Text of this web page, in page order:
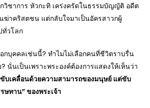
วิชาการ หัวกะทิ เคร่งครัดในธรรมบัญญัติ อดีต
ฆ่าคริสตชน แต่กลับใจมาเป็นอัครสาวกผู้
ทั่วโลก
อกบุคคลเช่นนี้? ทำไมไม่เลือกคนที่ชีวิตราบรื่น
นั่นเป็นเพราะพระองค์ต้องการแสดงให้เห็นว่า
บเคลื่อนด้วยความสามารถของมนุษย์ แต่ขับ
ษทาน” ของพระเจ้า